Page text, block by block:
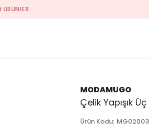
MODAMUGO
Çelik Yapışık
Ürün Kodu: